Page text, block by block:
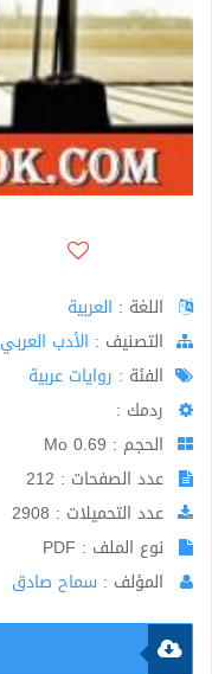
اللغة : العربية
اﻟﺘﺼﻨﻴﻒ : الأدب العربي
الفئة : روايات عربية
ردمك :
الحجم : 0.69 Mo
عدد الصفحات : 212
عدد التحميلات : 2908
نوع الملف : PDF
المؤلف : سماح صادق